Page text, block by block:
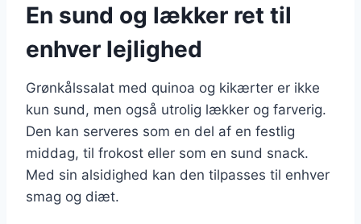
En sund og lækker ret til
enhver lejlighed
Grønkålssalat med quinoa og kikærter er ikke
kun sund, men også utrolig lækker og farverig.
Den kan serveres som en del af en festlig
middag, til frokost eller som en sund snack.
Med sin alsidighed kan den tilpasses til enhver
smag og diæt.